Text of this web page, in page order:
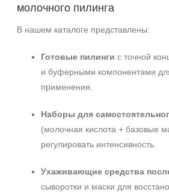
молочного пилинга
В нашем каталоге представлены:
Готовые пилинги с точной
и буферными компонентами
применения.
Наборы для
(молочная кислота + базовые
регулировать интенсивность.
Ухаживающие средства
сыворотки и маски для